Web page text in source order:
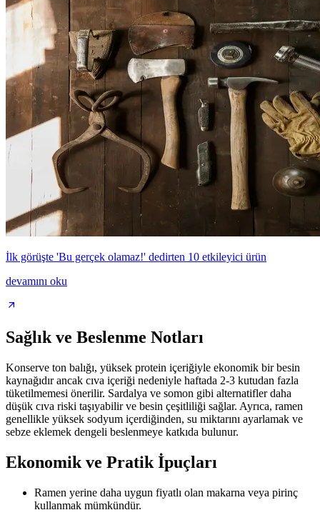
İlk görüşte 'Bu gerçek olamaz!' dedirten 10 etkileyici ürün
devamını oku
Sağlık ve Beslenme Notları
Konserve ton balığı, yüksek protein içeriğiyle ekonomik bir besin
kaynağıdır ancak cıva içeriği nedeniyle haftada 2-3 kutudan fazla
tüketilmemesi önerilir. Sardalya ve somon gibi alternatifler daha
düşük cıva riski taşıyabilir ve besin çeşitliliği sağlar. Ayrıca, ramen
genellikle yüksek sodyum içerdiğinden, su miktarını ayarlamak ve
sebze eklemek dengeli beslenmeye katkıda bulunur.
Ekonomik ve Pratik İpuçları
Ramen yerine daha uygun fiyatlı olan makarna veya pirinç
kullanmak mümkündür.